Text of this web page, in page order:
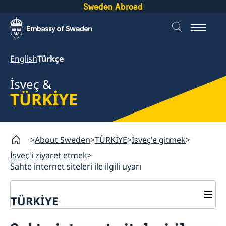
Sweden Abroad
EnglishTürkçe
İsveç &
TÜRKİYE
About Sweden TÜRKİYE İsveç'e gitmek
İsveç'i ziyaret etmek
Sahte internet siteleri ile ilgili uyarı
TÜRKİYE